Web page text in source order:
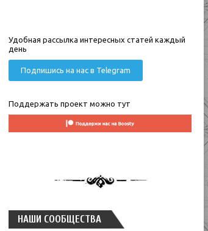
Удобная рассылка интересных статей каждый
день
Подпишись на нас в Telegram
Поддержать проект можно тут
НАШИ СООБЩЕСТВА